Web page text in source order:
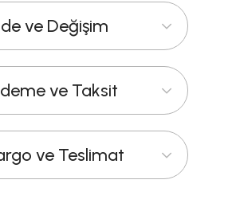
ve Değişim
ve Taksit
ve Teslimat